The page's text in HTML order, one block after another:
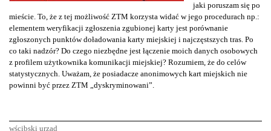
jaki poruszam się po
mieście. To, że z tej możliwość ZTM korzysta widać w jego procedurach np.:
elementem weryfikacji zgłoszenia zgubionej karty jest porównanie
zgłoszonych punktów doładowania karty miejskiej i najczęstszych tras. Po
co taki nadzór? Do czego niezbędne jest łączenie moich danych osobowych
z profilem użytkownika komunikacji miejskiej? Rozumiem, że do celów
statystycznych. Uważam, że posiadacze anonimowych kart miejskich nie
powinni być przez ZTM „dyskryminowani”.
wścibski urząd